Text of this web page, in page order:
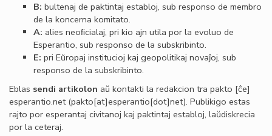
B: bultenaj de paktintaj establoj, sub responso de membro
de la koncerna komitato.
A: alies neoﬁcialaj, pri kio ajn utila por la evoluo de
Esperantio, sub responso de la subskribinto.
E: pri Eŭropaj institucioj kaj geopolitikaj novaĵoj, sub
responso de la subskribinto.
Eblas sendi artikolon aŭ kontakti la redakcion tra pakto [ĉe]
esperantio.net(pakto[at]esperantio[dot]net). Publikigo estas
rajto por esperantaj civitanoj kaj paktintaj establoj, laŭdiskrecia
por la ceteraj.